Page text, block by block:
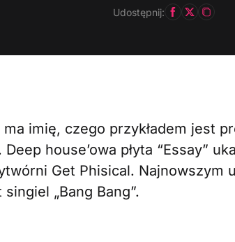
Udostępnij:
imię, czego przykładem jest
Deep house’owa płyta “Essay”
Get Phisical. Najnowszym
„Bang Bang”.